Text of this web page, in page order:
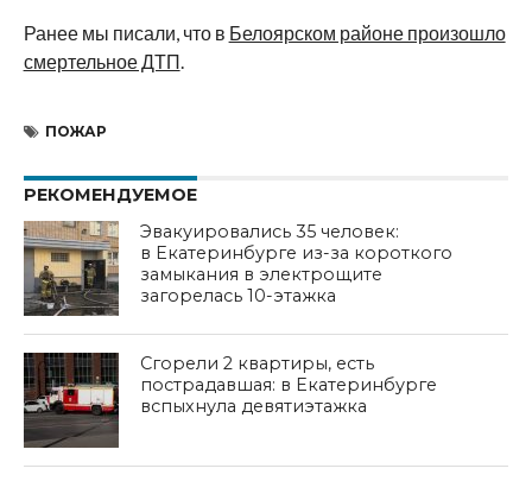
Ранее мы писали, что в Белоярском районе произошло
смертельное ДТП.
ПОЖАР
РЕКОМЕНДУЕМОЕ
Эвакуировались 35 человек:
в Екатеринбурге из-за короткого
замыкания в электрощите
загорелась 10-этажка
Сгорели 2 квартиры, есть
пострадавшая: в Екатеринбурге
вспыхнула девятиэтажка